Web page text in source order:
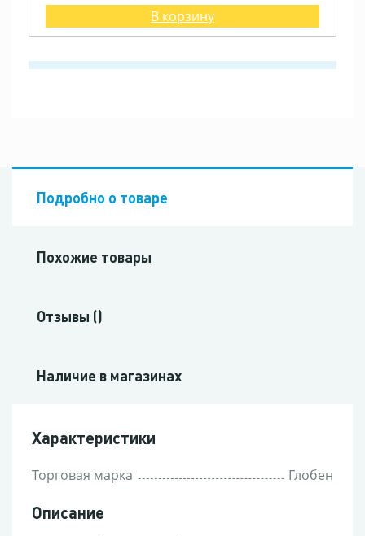
В корзину
Подробно о товаре
Похожие товары
Отзывы ()
Наличие в магазинах
Характеристики
Торговая марка Глобен
Описание